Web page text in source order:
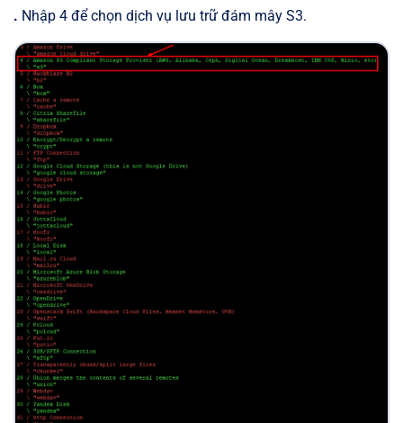
. Nhập 4 để chọn dịch vụ lưu trữ đám mây S3.